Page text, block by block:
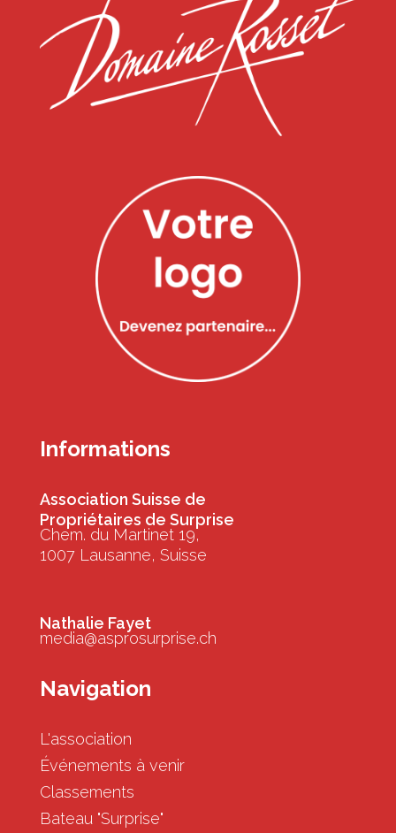
Informations
Association Suisse de
Propriétaires de Surprise
Chem. du Martinet 19,
1007 Lausanne, Suisse
Nathalie Fayet
media@asprosurprise.ch
Navigation
L'association
Événements à venir
Classements
Bateau "Surprise"